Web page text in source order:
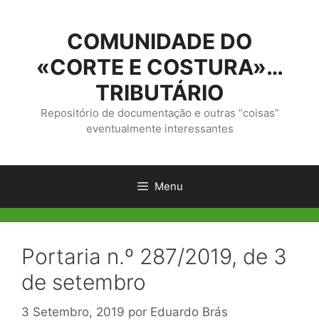
conteúdo
COMUNIDADE DO
«CORTE E COSTURA»…
TRIBUTÁRIO
Repositório de documentação e outras “coisas”
eventualmente interessantes
Menu
Portaria n.º 287/2019, de 3
de setembro
3 Setembro, 2019 por Eduardo Brás